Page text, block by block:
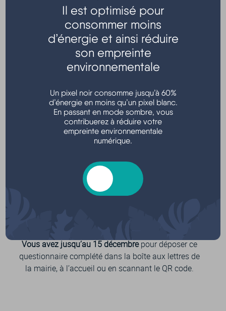
La Communauté de Communes Médoc-Atlantique et
ses 14 communes membres souhaitent connaître
vos besoins et vos attentes pour faire évoluer leurs
services à la population.
Participez à l’enquête, disponible en ligne jusqu’au
15 décembre 2022, en cliquant sur les liens ci-
dessous :
Enquête auprès des habitants
, à partir de 18 ans
Vous avez jusqu’au 15 décembrepour déposer ce
questionnaire complété dans la boîte aux lettres de
la mairie, à l’accueil ou en scannant le QR code.
Il est optimisé pour
consommer moins
d’énergie et ainsi réduire
son empreinte
environnementale
Un pixel noir consomme jusqu’à 60%
d’énergie en moins qu’un pixel blanc.
En passant en mode sombre, vous
contribuerez à réduire votre
empreinte environnementale
numérique.